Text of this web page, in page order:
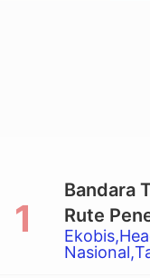
Ekobis
Nasional
Bandara
Rute
Balikpapan